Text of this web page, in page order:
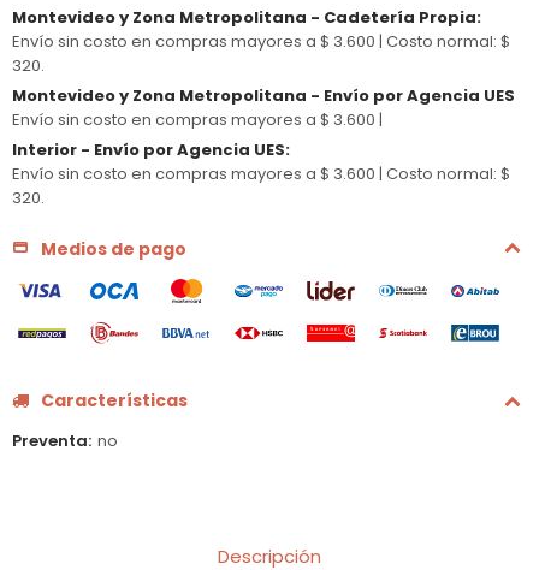
Montevideo y Zona Metropolitana - Cadetería Propia:
Envío sin costo en compras mayores a $ 3.600 | Costo normal: $
320.
Montevideo y Zona Metropolitana - Envío por Agencia UES
Envío sin costo en compras mayores a $ 3.600 |
Interior - Envío por Agencia UES:
Envío sin costo en compras mayores a $ 3.600 | Costo normal: $
320.
Medios de pago
Características
Preventa no
Descripción